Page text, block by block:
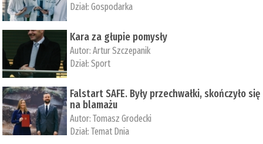
Dział:Gospodarka
Kara za głupie pomysły
Autor:Artur Szczepanik
Dział:Sport
Falstart SAFE. Były przechwałki, skończyło się
na blamażu
Autor:Tomasz Grodecki
Dział:Temat Dnia